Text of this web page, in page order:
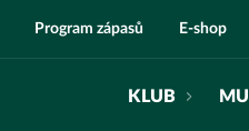
Program zápasů E-shop
KLUB